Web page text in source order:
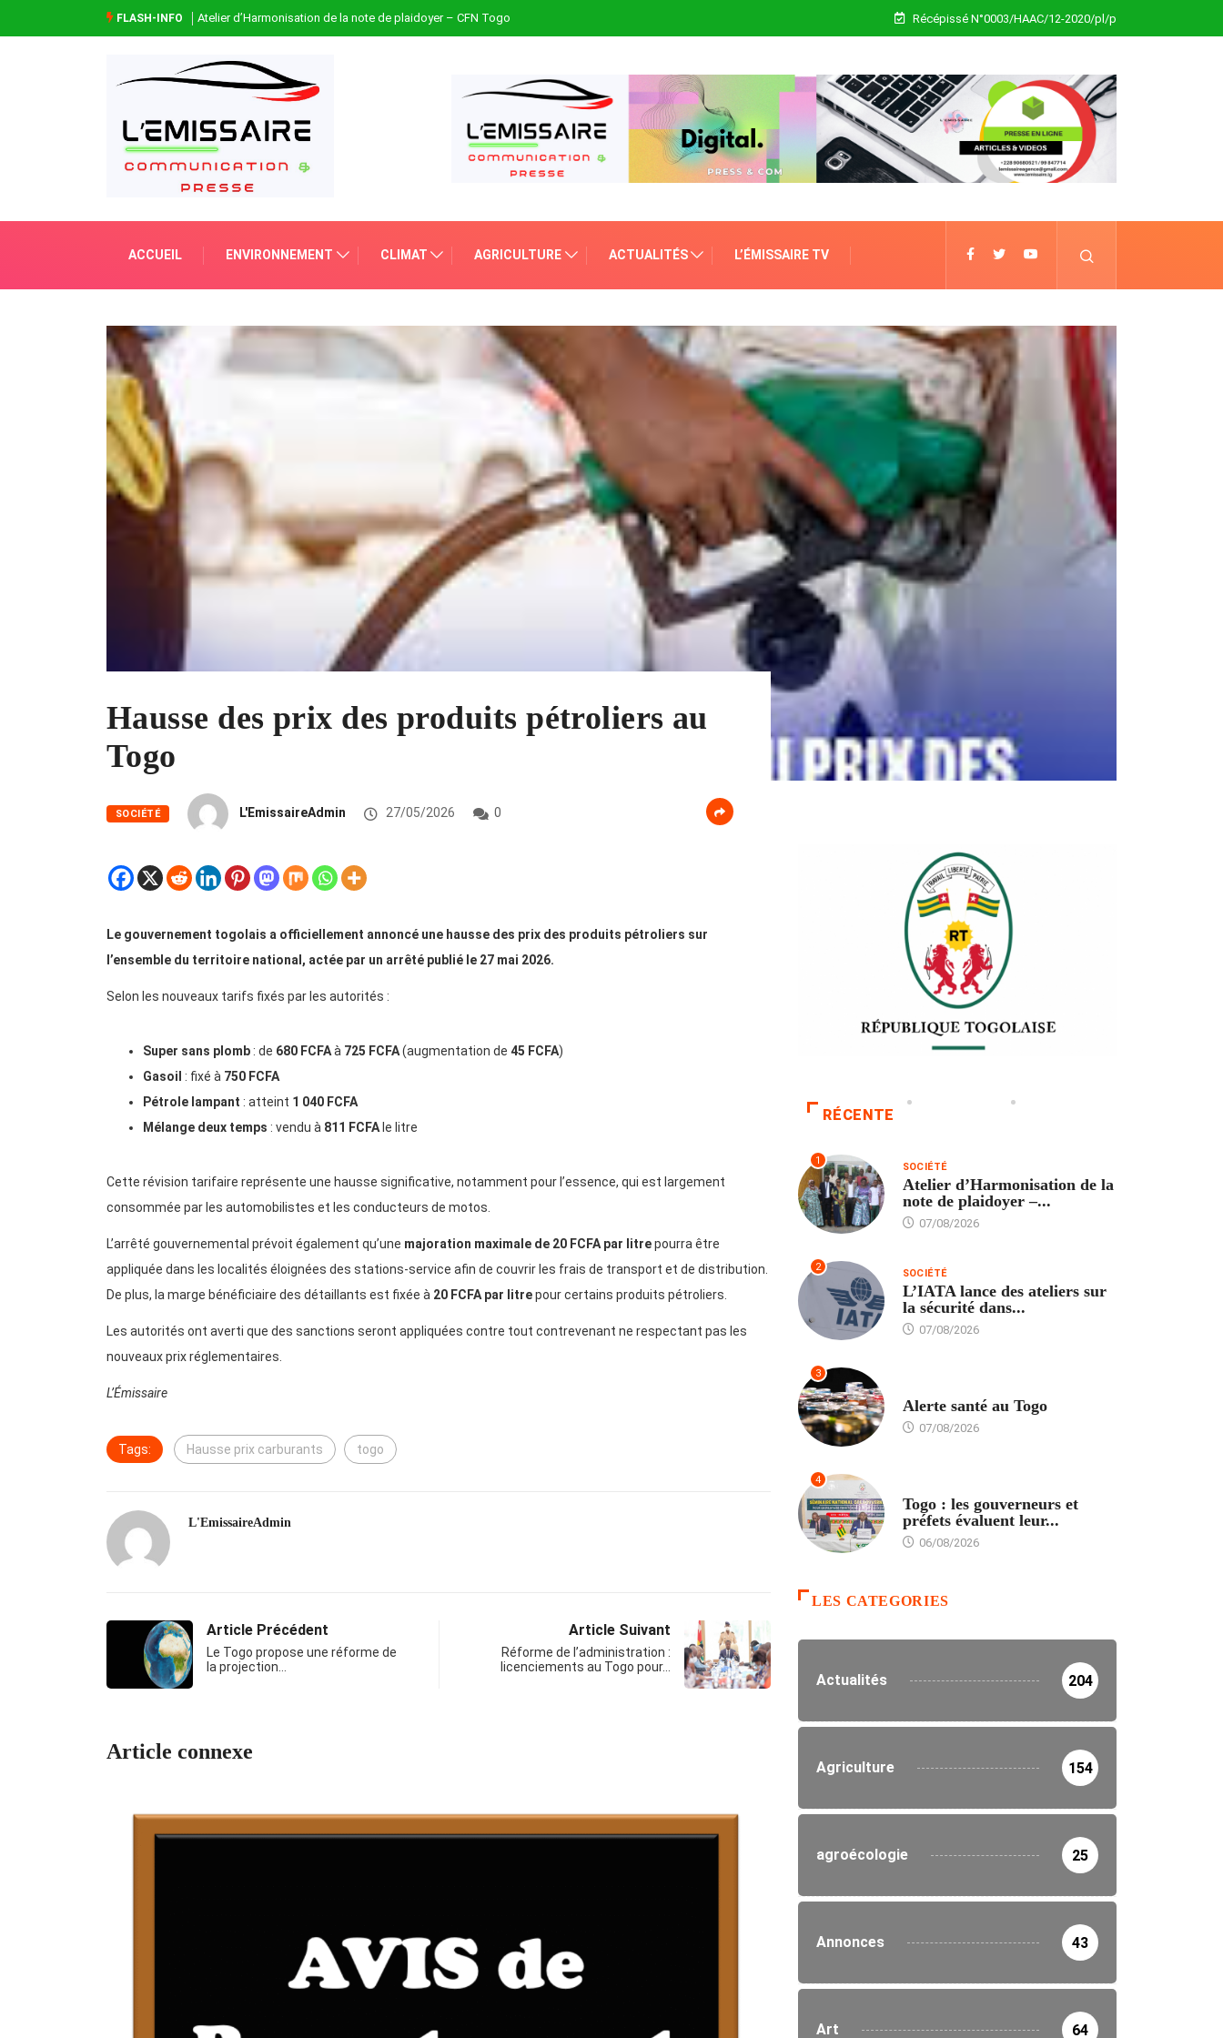
FLASH-INFO Atelier d’Harmonisation de la note de plaidoyer – CFN Togo Récépissé N°0003/HAAC/12-2020/pl/p
ACCUEIL ENVIRONNEMENT CLIMAT AGRICULTURE ACTUALITÉS L’ÉMISSAIRE TV
Hausse des prix des produits pétroliers au
Togo
SOCIÉTÉ L'EmissaireAdmin 27/05/2026 0
Le gouvernement togolais a officiellement annoncé une hausse des prix des produits pétroliers sur
l’ensemble du territoire national, actée par un arrêté publié le 27 mai 2026.
Selon les nouveaux tarifs fixés par les autorités :
Super sans plomb : de 680 FCFAà 725 FCFA(augmentation de 45 FCFA)
Gasoil : fixé à 750 FCFA
Pétrole lampant : atteint 1 040 FCFA
Mélange deux temps : vendu à 811 FCFAle litre
Cette révision tarifaire représente une hausse significative, notamment pour l’essence, qui est largement
consommée par les automobilistes et les conducteurs de motos.
L’arrêté gouvernemental prévoit également qu’une majoration maximale de 20 FCFA par litrepourra être
appliquée dans les localités éloignées des stations-service afin de couvrir les frais de transport et de distribution.
De plus, la marge bénéficiaire des détaillants est fixée à 20 FCFA par litrepour certains produits pétroliers.
Les autorités ont averti que des sanctions seront appliquées contre tout contrevenant ne respectant pas les
nouveaux prix réglementaires.
L’Émissaire
Tags: Hausse prix carburants togo
L'EmissaireAdmin
Article Précédent
Le Togo propose une réforme de
la projection…
Article Suivant
Réforme de l’administration :
licenciements au Togo pour…
Article connexe
RÉCENTE
1 SOCIÉTÉ
Atelier d’Harmonisation de la
note de plaidoyer –...
07/08/2026
2 SOCIÉTÉ
L’IATA lance des ateliers sur
la sécurité dans...
07/08/2026
3
Alerte santé au Togo
07/08/2026
4
Togo : les gouverneurs et
préfets évaluent leur...
06/08/2026
LES CATEGORIES
Actualités 204
Agriculture 154
agroécologie 25
Annonces 43
Art 64